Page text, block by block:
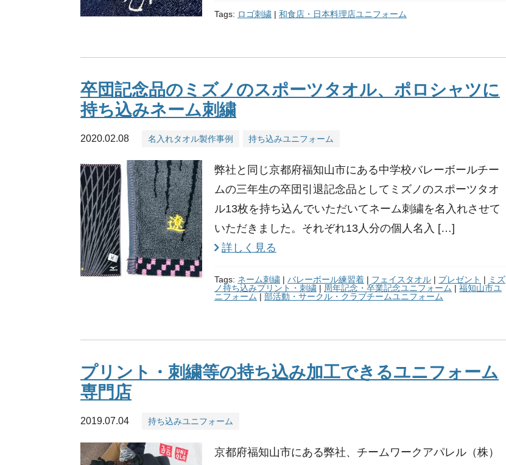
Tags: ロゴ刺繍 | 和食店・日本料理店ユニフォーム
卒団記念品のミズノのスポーツタオル、ポロシャツに
持ち込みネーム刺繍
2020.02.08 名入れタオル製作事例 持ち込みユニフォーム
弊社と同じ京都府福知山市にある中学校バレーボールチー
ムの三年生の卒団引退記念品としてミズノのスポーツタオ
ル13枚を持ち込んでいただいてネーム刺繍を名入れさせて
いただきました。それぞれ13人分の個人名入 […]
詳しく見る
Tags: ネーム刺繍 | バレーボール練習着 | フェイスタオル | プレゼント | ミズ
ノ持ち込みプリント・刺繍 | 周年記念・卒業記念ユニフォーム | 福知山市ユ
ニフォーム | 部活動・サークル・クラブチームユニフォーム
プリント・刺繍等の持ち込み加工できるユニフォーム
専門店
2019.07.04 持ち込みユニフォーム
京都府福知山市にある弊社、チームワークアパレル（株）